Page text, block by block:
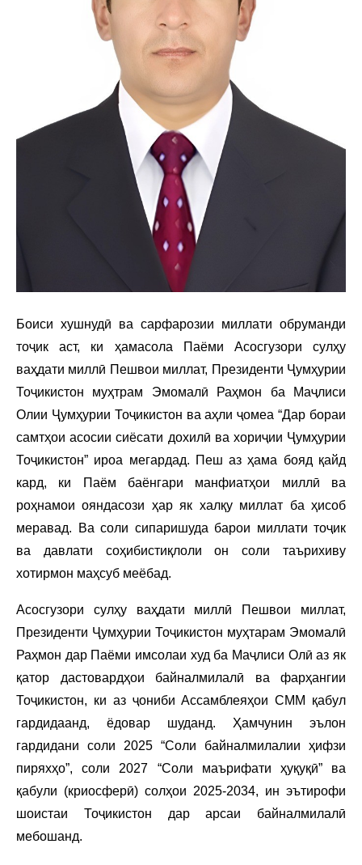
Боиси хушнудӣ ва сарфарозии миллати обруманди
тоҷик аст, ки ҳамасола Паёми Асосгузори сулҳу
ваҳдати миллӣ Пешвои миллат, Президенти Ҷумҳурии
Тоҷикистон муҳтрам Эмомалӣ Раҳмон ба Маҷлиси
Олии Ҷумҳурии Тоҷикистон ва аҳли ҷомеа “Дар бораи
самтҳои асосии сиёсати дохилӣ ва хориҷии Ҷумҳурии
Тоҷикистон” ироа мегардад. Пеш аз ҳама бояд қайд
кард, ки Паём баёнгари манфиатҳои миллӣ ва
роҳнамои ояндасози ҳар як халқу миллат ба ҳисоб
меравад. Ва соли сипаришуда барои миллати тоҷик
ва давлати соҳибистиқлоли он соли таърихиву
хотирмон маҳсуб меёбад.
Асосгузори сулҳу ваҳдати миллӣ Пешвои миллат,
Президенти Ҷумҳурии Тоҷикистон муҳтарам Эмомалӣ
Раҳмон дар Паёми имсолаи худ ба Маҷлиси Олӣ аз як
қатор дастовардҳои байналмилалӣ ва фарҳангии
Тоҷикистон, ки аз ҷониби Ассамблеяҳои СММ қабул
гардидаанд, ёдовар шуданд. Ҳамчунин эълон
гардидани соли 2025 “Соли байналмилалии ҳифзи
пиряхҳо”, соли 2027 “Соли маърифати ҳуқуқӣ” ва
қабули (криосферӣ) солҳои 2025-2034, ин эътирофи
шоистаи Тоҷикистон дар арсаи байналмилалӣ
мебошанд.